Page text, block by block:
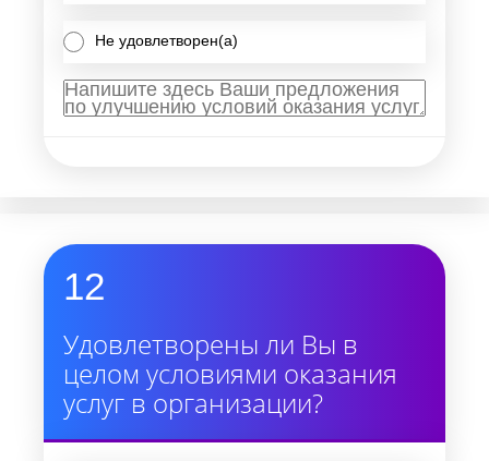
Не удовлетворен(а)
12
Удовлетворены ли Вы в
целом условиями оказания
услуг в организации?